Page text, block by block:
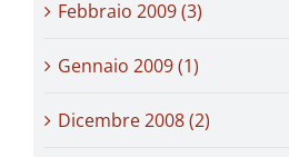
Febbraio 2009 (3)
Gennaio 2009 (1)
Dicembre 2008 (2)